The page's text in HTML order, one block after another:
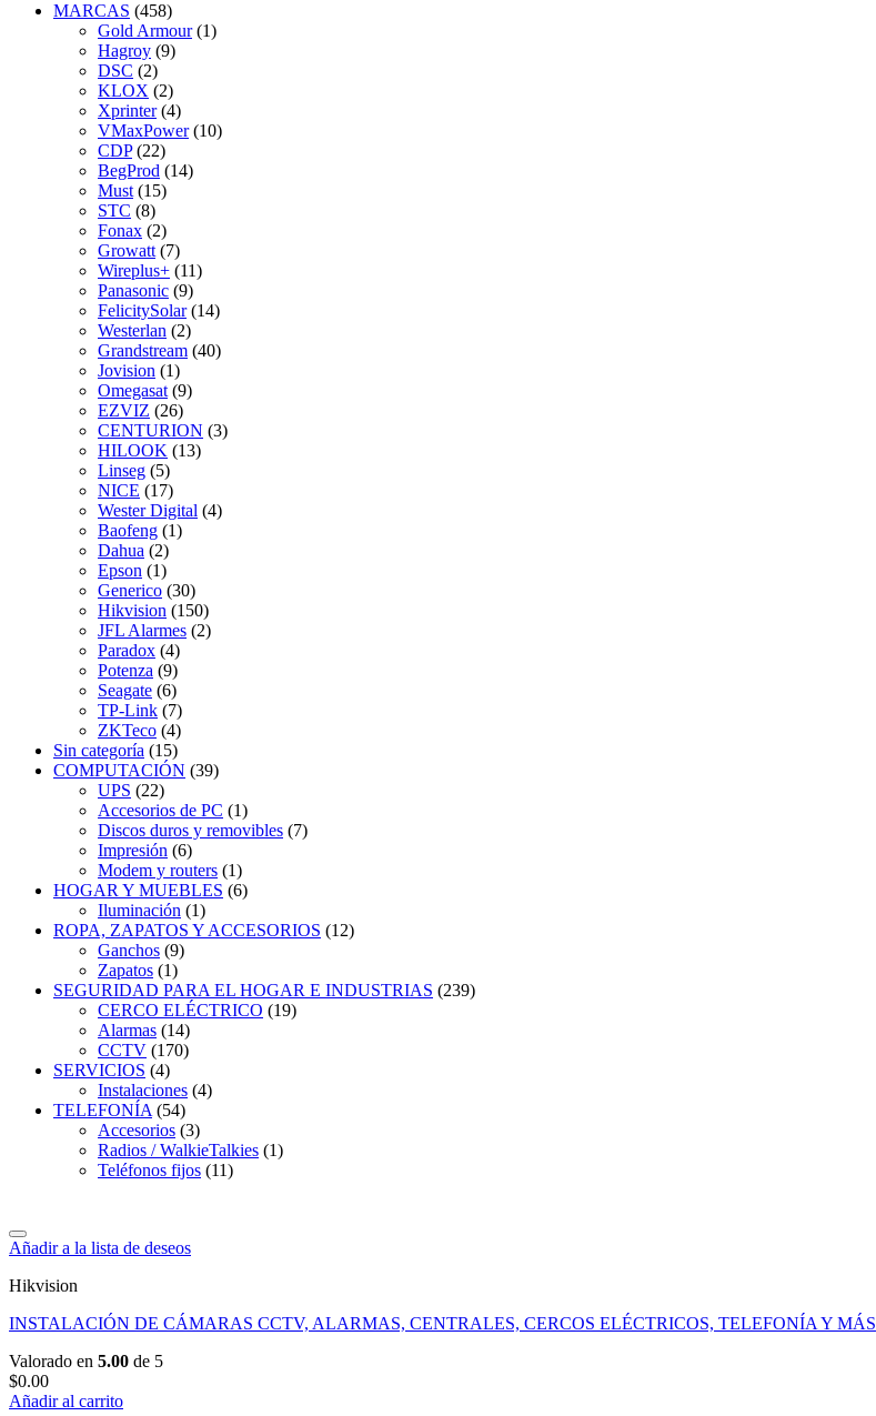
MARCAS (458)
Gold Armour (1)
Hagroy (9)
DSC (2)
KLOX (2)
Xprinter (4)
VMaxPower (10)
CDP (22)
BegProd (14)
Must (15)
STC (8)
Fonax (2)
Growatt (7)
Wireplus+ (11)
Panasonic (9)
FelicitySolar (14)
Westerlan (2)
Grandstream (40)
Jovision (1)
Omegasat (9)
EZVIZ (26)
CENTURION (3)
HILOOK (13)
Linseg (5)
NICE (17)
Wester Digital (4)
Baofeng (1)
Dahua (2)
Epson (1)
Generico (30)
Hikvision (150)
JFL Alarmes (2)
Paradox (4)
Potenza (9)
Seagate (6)
TP-Link (7)
ZKTeco (4)
Sin categoría (15)
COMPUTACIÓN (39)
UPS (22)
Accesorios de PC (1)
Discos duros y removibles (7)
Impresión (6)
Modem y routers (1)
HOGAR Y MUEBLES (6)
Iluminación (1)
ROPA, ZAPATOS Y ACCESORIOS (12)
Ganchos (9)
Zapatos (1)
SEGURIDAD PARA EL HOGAR E INDUSTRIAS (239)
CERCO ELÉCTRICO (19)
Alarmas (14)
CCTV (170)
SERVICIOS (4)
Instalaciones (4)
TELEFONÍA (54)
Accesorios (3)
Radios / WalkieTalkies (1)
Teléfonos fijos (11)
Añadir a la lista de deseos
Hikvision
INSTALACIÓN DE CÁMARAS CCTV, ALARMAS, CENTRALES, CERCOS ELÉCTRICOS, TELEFONÍA Y MÁS
Valorado en 5.00 de 5
$0.00
Añadir al carrito